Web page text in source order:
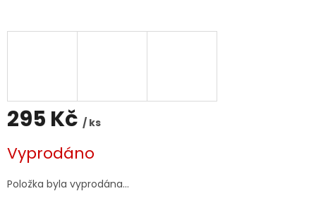
295 Kč / ks
cena:
Vyprodáno
Položka byla vyprodána…